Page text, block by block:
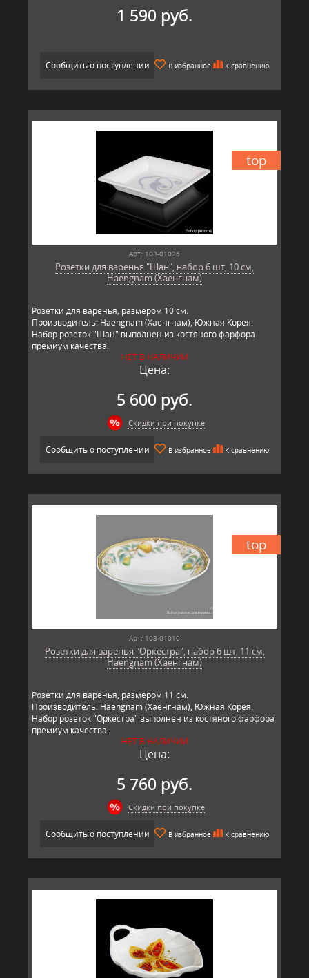
1 590 руб.
Сообщить о поступлении В избранное К сравнению
top
Арт: 108-01026
Розетки для варенья "Шан", набор 6 шт, 10 см,
Haengnam (Хаенгнам)
Розетки для варенья, размером 10 см.
Производитель: Haengnam (Хаенгнам), Южная Корея.
Набор розеток "Шан" выполнен из костяного фарфора
премиум качества.
НЕТ В НАЛИЧИИ
Цена:
5 600 руб.
Скидки при покупке
Сообщить о поступлении В избранное К сравнению
top
Арт: 108-01010
Розетки для варенья "Оркестра", набор 6 шт, 11 см,
Haengnam (Хаенгнам)
Розетки для варенья, размером 11 см.
Производитель: Haengnam (Хаенгнам), Южная Корея.
Набор розеток "Оркестра" выполнен из костяного фарфора
премиум качества.
НЕТ В НАЛИЧИИ
Цена:
5 760 руб.
Скидки при покупке
Сообщить о поступлении В избранное К сравнению